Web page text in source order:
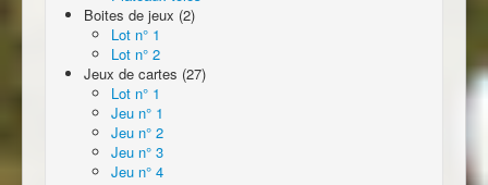
Boites de jeux (2)
Lot n° 1
Lot n° 2
Jeux de cartes (27)
Lot n° 1
Jeu n° 1
Jeu n° 2
Jeu n° 3
Jeu n° 4